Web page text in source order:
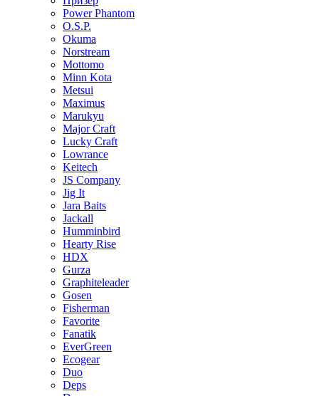
Power Phantom
O.S.P.
Okuma
Norstream
Mottomo
Minn Kota
Metsui
Maximus
Marukyu
Major Craft
Lucky Craft
Lowrance
Keitech
JS Company
Jig It
Jara Baits
Jackall
Humminbird
Hearty Rise
HDX
Gurza
Graphiteleader
Gosen
Fisherman
Favorite
Fanatik
EverGreen
Ecogear
Duo
Deps